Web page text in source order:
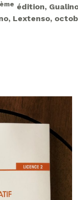
ème édition,
Lextenso,